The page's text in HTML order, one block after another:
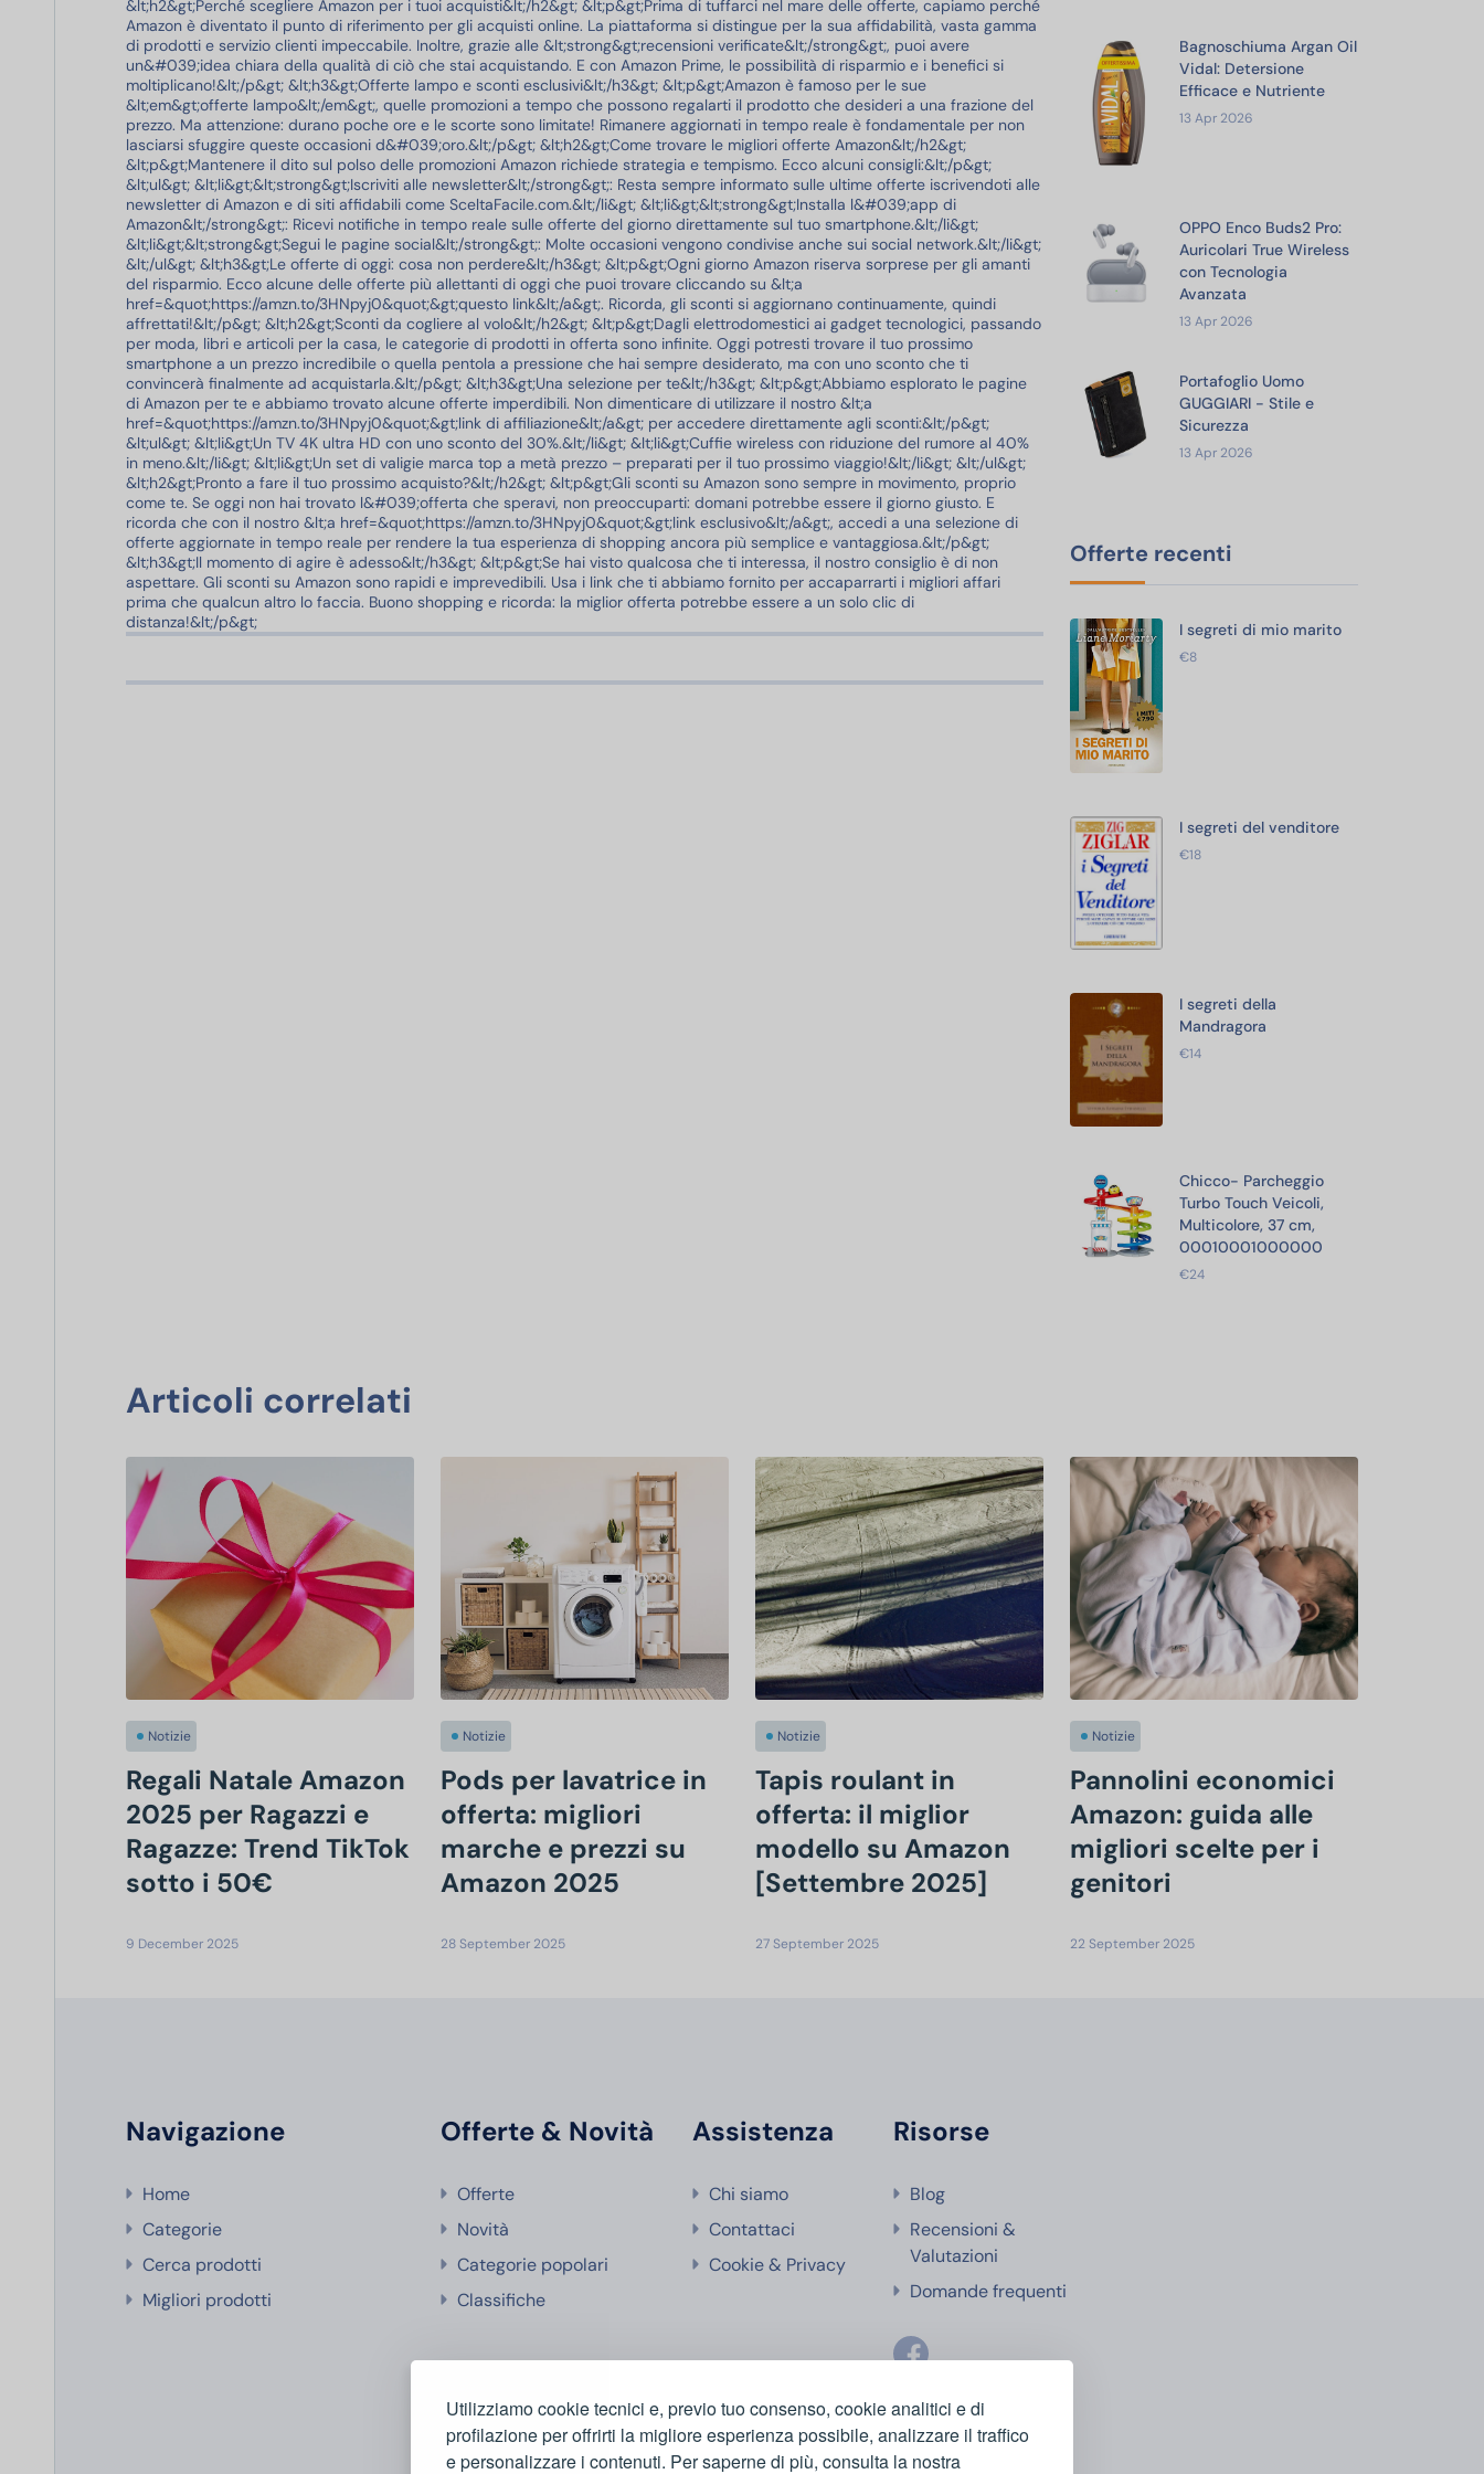
Utilizziamo cookie tecnici e, previo tuo consenso, cookie analitici e di
profilazione per offrirti la migliore esperienza possibile, analizzare il traffico
e personalizzare i contenuti. Per saperne di più, consulta la nostra
&lt;h2&gt;Perché scegliere Amazon per i tuoi acquisti&lt;/h2&gt; &lt;p&gt;Prima di tuffarci nel mare delle offerte, capiamo perché
Amazon è diventato il punto di riferimento per gli acquisti online. La piattaforma si distingue per la sua affidabilità, vasta gamma
di prodotti e servizio clienti impeccabile. Inoltre, grazie alle &lt;strong&gt;recensioni verificate&lt;/strong&gt;, puoi avere
un&#039;idea chiara della qualità di ciò che stai acquistando. E con Amazon Prime, le possibilità di risparmio e i benefici si
moltiplicano!&lt;/p&gt; &lt;h3&gt;Offerte lampo e sconti esclusivi&lt;/h3&gt; &lt;p&gt;Amazon è famoso per le sue
&lt;em&gt;offerte lampo&lt;/em&gt;, quelle promozioni a tempo che possono regalarti il prodotto che desideri a una frazione del
prezzo. Ma attenzione: durano poche ore e le scorte sono limitate! Rimanere aggiornati in tempo reale è fondamentale per non
lasciarsi sfuggire queste occasioni d&#039;oro.&lt;/p&gt; &lt;h2&gt;Come trovare le migliori offerte Amazon&lt;/h2&gt;
&lt;p&gt;Mantenere il dito sul polso delle promozioni Amazon richiede strategia e tempismo. Ecco alcuni consigli:&lt;/p&gt;
&lt;ul&gt; &lt;li&gt;&lt;strong&gt;Iscriviti alle newsletter&lt;/strong&gt;: Resta sempre informato sulle ultime offerte iscrivendoti alle
newsletter di Amazon e di siti affidabili come SceltaFacile.com.&lt;/li&gt; &lt;li&gt;&lt;strong&gt;Installa l&#039;app di
Amazon&lt;/strong&gt;: Ricevi notifiche in tempo reale sulle offerte del giorno direttamente sul tuo smartphone.&lt;/li&gt;
&lt;li&gt;&lt;strong&gt;Segui le pagine social&lt;/strong&gt;: Molte occasioni vengono condivise anche sui social network.&lt;/li&gt;
&lt;/ul&gt; &lt;h3&gt;Le offerte di oggi: cosa non perdere&lt;/h3&gt; &lt;p&gt;Ogni giorno Amazon riserva sorprese per gli amanti
del risparmio. Ecco alcune delle offerte più allettanti di oggi che puoi trovare cliccando su &lt;a
href=&quot;https://amzn.to/3HNpyj0&quot;&gt;questo link&lt;/a&gt;. Ricorda, gli sconti si aggiornano continuamente, quindi
affrettati!&lt;/p&gt; &lt;h2&gt;Sconti da cogliere al volo&lt;/h2&gt; &lt;p&gt;Dagli elettrodomestici ai gadget tecnologici, passando
per moda, libri e articoli per la casa, le categorie di prodotti in offerta sono infinite. Oggi potresti trovare il tuo prossimo
smartphone a un prezzo incredibile o quella pentola a pressione che hai sempre desiderato, ma con uno sconto che ti
convincerà finalmente ad acquistarla.&lt;/p&gt; &lt;h3&gt;Una selezione per te&lt;/h3&gt; &lt;p&gt;Abbiamo esplorato le pagine
di Amazon per te e abbiamo trovato alcune offerte imperdibili. Non dimenticare di utilizzare il nostro &lt;a
href=&quot;https://amzn.to/3HNpyj0&quot;&gt;link di affiliazione&lt;/a&gt; per accedere direttamente agli sconti:&lt;/p&gt;
&lt;ul&gt; &lt;li&gt;Un TV 4K ultra HD con uno sconto del 30%.&lt;/li&gt; &lt;li&gt;Cuffie wireless con riduzione del rumore al 40%
in meno.&lt;/li&gt; &lt;li&gt;Un set di valigie marca top a metà prezzo – preparati per il tuo prossimo viaggio!&lt;/li&gt; &lt;/ul&gt;
&lt;h2&gt;Pronto a fare il tuo prossimo acquisto?&lt;/h2&gt; &lt;p&gt;Gli sconti su Amazon sono sempre in movimento, proprio
come te. Se oggi non hai trovato l&#039;offerta che speravi, non preoccuparti: domani potrebbe essere il giorno giusto. E
ricorda che con il nostro &lt;a href=&quot;https://amzn.to/3HNpyj0&quot;&gt;link esclusivo&lt;/a&gt;, accedi a una selezione di
offerte aggiornate in tempo reale per rendere la tua esperienza di shopping ancora più semplice e vantaggiosa.&lt;/p&gt;
&lt;h3&gt;Il momento di agire è adesso&lt;/h3&gt; &lt;p&gt;Se hai visto qualcosa che ti interessa, il nostro consiglio è di non
aspettare. Gli sconti su Amazon sono rapidi e imprevedibili. Usa i link che ti abbiamo fornito per accaparrarti i migliori affari
prima che qualcun altro lo faccia. Buono shopping e ricorda: la miglior offerta potrebbe essere a un solo clic di
distanza!&lt;/p&gt;
Bagnoschiuma Argan Oil
Vidal: Detersione
Efficace e Nutriente
13 Apr 2026
OPPO Enco Buds2 Pro:
Auricolari True Wireless
con Tecnologia
13 Apr 2026
Portafoglio Uomo
Sicurezza
13 Apr 2026
Bagnoschiuma Argan Oil
Vidal: Detersione
Efficace e Nutriente
13 Apr 2026
OPPO Enco Buds2 Pro:
Auricolari True Wireless
con Tecnologia
Avanzata
13 Apr 2026
Portafoglio Uomo
GUGGIARI - Stile e
Sicurezza
13 Apr 2026
Offerte recenti
I segreti di mio marito
€8
I segreti del venditore
€18
I segreti della
Mandragora
€14
Chicco- Parcheggio
Turbo Touch Veicoli,
Multicolore, 37 cm,
00010001000000
€24
Articoli correlati
Notizie
Regali Natale Amazon
2025 per Ragazzi e
Ragazze: Trend TikTok
sotto i 50€
9 December 2025
Notizie
Pods per lavatrice in
offerta: migliori
marche e prezzi su
Amazon 2025
28 September 2025
Notizie
Tapis roulant in
offerta: il miglior
modello su Amazon
[Settembre 2025]
27 September 2025
Notizie
Pannolini economici
Amazon: guida alle
migliori scelte per i
genitori
22 September 2025
Navigazione
Home
Categorie
Cerca prodotti
Migliori prodotti
Offerte & Novità
Offerte
Novità
Categorie popolari
Classifiche
Assistenza
Chi siamo
Contattaci
Cookie & Privacy
Risorse
Blog
Recensioni &
Valutazioni
Domande frequenti